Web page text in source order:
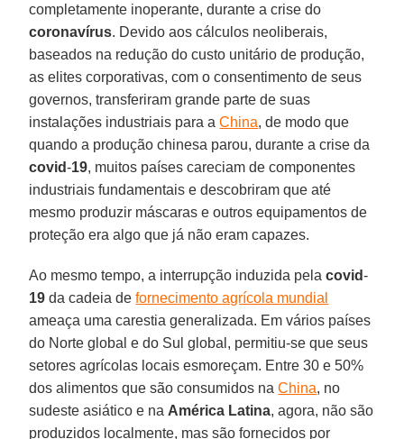
completamente inoperante, durante a crise do
coronavírus. Devido aos cálculos neoliberais,
baseados na redução do custo unitário de produção,
as elites corporativas, com o consentimento de seus
governos, transferiram grande parte de suas
instalações industriais para aChina, de modo que
quando a produção chinesa parou, durante a crise da
covid-19, muitos países careciam de componentes
industriais fundamentais e descobriram que até
mesmo produzir máscaras e outros equipamentos de
proteção era algo que já não eram capazes.
Ao mesmo tempo, a interrupção induzida pelacovid-
19 da cadeia defornecimento agrícola mundial
ameaça uma carestia generalizada. Em vários países
do Norte global e do Sul global, permitiu-se que seus
setores agrícolas locais esmoreçam. Entre 30 e 50%
dos alimentos que são consumidos naChina, no
sudeste asiático e na América Latina, agora, não são
produzidos localmente, mas são fornecidos por